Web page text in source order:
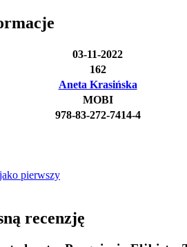
03-11-2022
162
Aneta Krasińska
MOBI
978-83-272-7414-4
pierwszy
recenzję